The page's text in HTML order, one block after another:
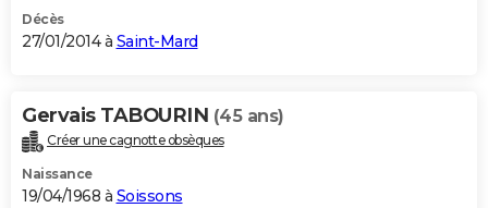
Décès
27/01/2014 à Saint-Mard
Gervais TABOURIN (45 ans)
Créer une cagnotte obsèques
Naissance
19/04/1968 à Soissons